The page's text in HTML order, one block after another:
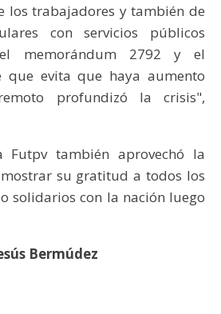
los trabajadores y también de
con servicios públicos
memorándum 2792 y el
que evita que haya aumento
profundizó la crisis",
también aprovechó la
su gratitud a todos los
solidarios con la nación luego
Bermúdez